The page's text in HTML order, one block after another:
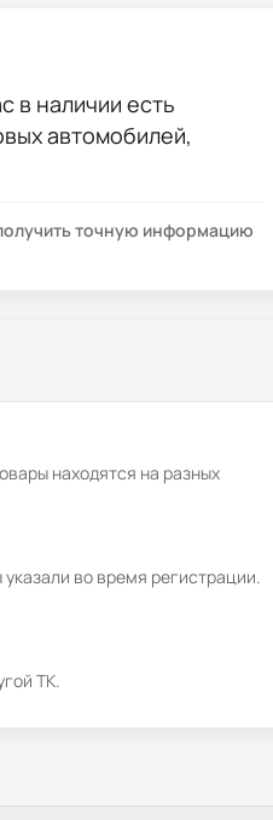
в наличии есть
автомобилей,
точную информацию
находятся на разных
во время регистрации.
ТК.